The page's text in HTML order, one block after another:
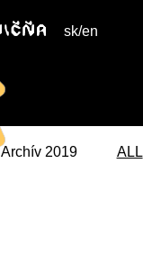
sk/en
Archív 2019
ALL